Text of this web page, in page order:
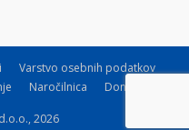
Varstvo osebnih podatkov
Naročilnica Donacije
2026